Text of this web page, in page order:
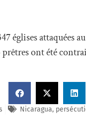
églises attaquées
prêtres ont été
Nicaragua,